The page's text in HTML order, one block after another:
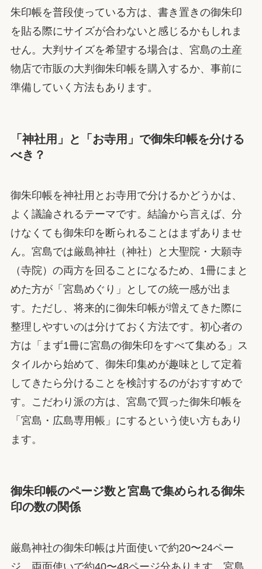
朱印帳を普段使っている方は、書き置きの御朱印
を貼る際にサイズが合わないと感じるかもしれま
せん。大判サイズを希望する場合は、宮島の土産
物店で市販の大判御朱印帳を購入するか、事前に
準備していく方法もあります。
「神社用」と「お寺用」で御朱印帳を分ける
べき？
御朱印帳を神社用とお寺用で分けるかどうかは、
よく議論されるテーマです。結論から言えば、分
けなくても御朱印を断られることはまずありませ
ん。宮島では厳島神社（神社）と大聖院・大願寺
（寺院）の両方を回ることになるため、1冊にまと
めた方が「宮島めぐり」としての統一感が出ま
す。ただし、将来的に御朱印帳が増えてきた際に
整理しやすいのは分けておく方法です。初心者の
方は「まず1冊に宮島の御朱印をすべて集める」ス
タイルから始めて、御朱印集めが趣味として定着
してきたら分けることを検討するのがおすすめで
す。こだわり派の方は、宮島で買った御朱印帳を
「宮島・広島専用帳」にするという使い方もあり
ます。
御朱印帳のページ数と宮島で集められる御朱
印の数の関係
厳島神社の御朱印帳は片面使いで約20〜24ペー
ジ、両面使いで約40〜48ページ分あります。宮島